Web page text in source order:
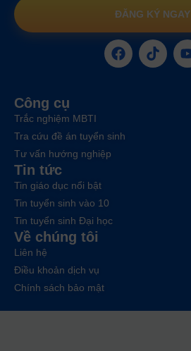
ĐĂNG KÝ NGAY
Công cụ
Trắc nghiệm MBTI
Tra cứu đề án tuyển sinh
Tư vấn hướng nghiệp
Tin tức
Tin giáo dục nổi bật
Tin tuyển sinh vào 10
Tin tuyển sinh Đại học
Về chúng tôi
Liên hệ
Điều khoản dịch vụ
Chính sách bảo mật